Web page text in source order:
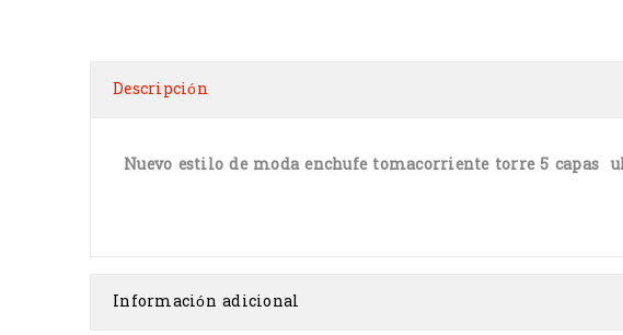
Descripción
Nuevo estilo de moda enchufe tomacorriente torre 5
Información adicional